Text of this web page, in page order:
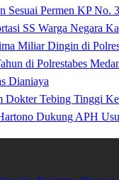
Permen KP No.
SS Warga Negara
Miliar Dingin di
di Polrestabes
Dianiaya
Tebing Tinggi
Dukung APH